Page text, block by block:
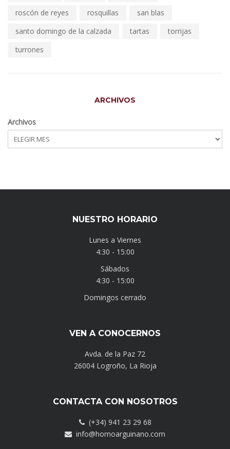
roscón de reyes
rosquillas
san blas
santo domingo de la calzada
tartas
torrijas
turrones
ARCHIVOS
Archivos
NUESTRO HORARIO
Lunes a Viernes
4:30 - 15:00
Sábados
4:30 - 15:00
Domingos cerrado
VEN A CONOCERNOS
Avda. de la Paz 72
26004 Logroño, La Rioja
CONTACTA CON NOSOTROS
(+34) 941 23 29 68
info@hornoarguinano.com